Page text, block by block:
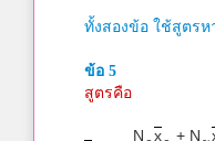
ทั้งสองข้อ ใช้สูตรห
ข้อ 5
สูตรคือ
N x + N